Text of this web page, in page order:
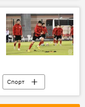
2026
Спорт